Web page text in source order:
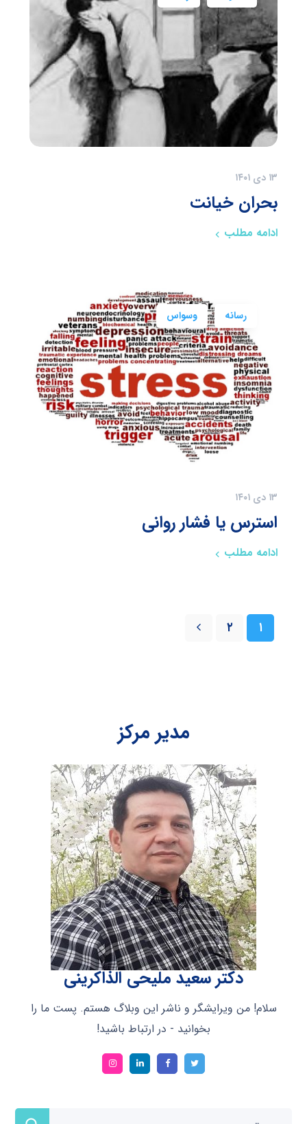
۱۳ دی ۱۴۰۱
بحران خیانت
ادامه مطلب
رسانه وسواس
۱۳ دی ۱۴۰۱
استرس یا فشار روانی
ادامه مطلب
۱ ۲
مدیر مرکز
دکتر سعید ملیحی الذاکرینی
سلام! من ویرایشگر و ناشر این وبلاگ هستم. پست ما را
بخوانید - در ارتباط باشید!